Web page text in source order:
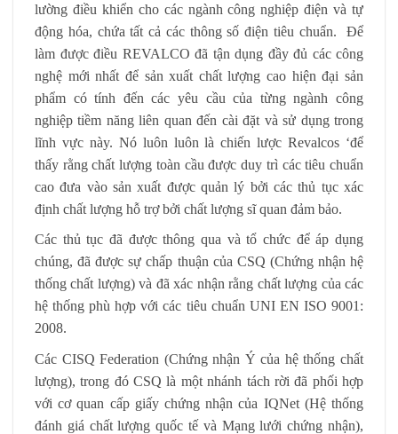
lường điều khiển cho các ngành công nghiệp điện và tự
động hóa, chứa tất cả các thông số điện tiêu chuẩn. Để
làm được điều REVALCO đã tận dụng đầy đủ các công
nghệ mới nhất để sản xuất chất lượng cao hiện đại sản
phẩm có tính đến các yêu cầu của từng ngành công
nghiệp tiềm năng liên quan đến cài đặt và sử dụng trong
lĩnh vực này. Nó luôn luôn là chiến lược Revalcos ‘để
thấy rằng chất lượng toàn cầu được duy trì các tiêu chuẩn
cao đưa vào sản xuất được quản lý bởi các thủ tục xác
định chất lượng hỗ trợ bởi chất lượng sĩ quan đảm bảo.
Các thủ tục đã được thông qua và tổ chức để áp dụng
chúng, đã được sự chấp thuận của CSQ (Chứng nhận hệ
thống chất lượng) và đã xác nhận rằng chất lượng của các
hệ thống phù hợp với các tiêu chuẩn UNI EN ISO 9001:
2008.
Các CISQ Federation (Chứng nhận Ý của hệ thống chất
lượng), trong đó CSQ là một nhánh tách rời đã phối hợp
với cơ quan cấp giấy chứng nhận của IQNet (Hệ thống
đánh giá chất lượng quốc tế và Mạng lưới chứng nhận),